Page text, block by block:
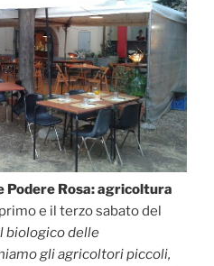
Podere Rosa: agricoltura
e il terzo sabato del
biologico delle
gli agricoltori piccoli,